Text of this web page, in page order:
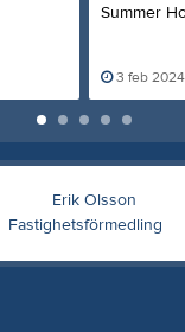
Summer
3 feb 2024